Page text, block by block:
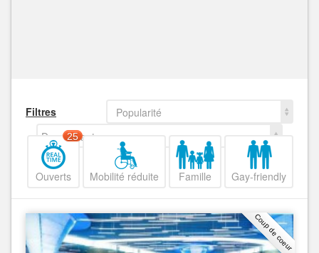
Filtres
Popularité
Decroissant
Ouverts
25
Mobilité réduite Famille Gay-friendly
Coup de coeur